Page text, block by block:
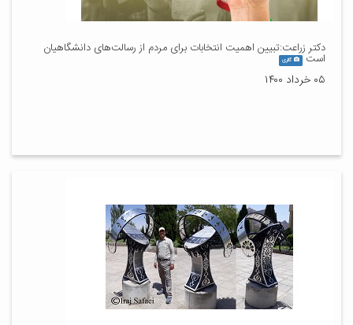
دکتر زراعت:تبیین اهمیت انتخابات برای مردم از رسالت‌های دانشگاهیان
است گالری
۰۵ خرداد ۱۴۰۰